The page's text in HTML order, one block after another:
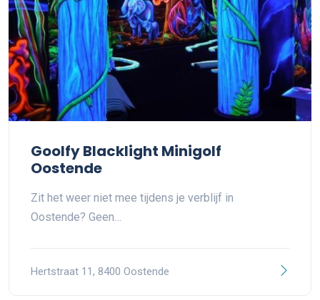
Goolfy Blacklight Minigolf
Oostende
Zit het weer niet mee tijdens je verblijf in
Oostende? Geen…
Hertstraat 11, 8400 Oostende